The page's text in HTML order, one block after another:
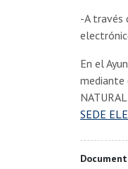
-A través
En el
mediante
SEDE